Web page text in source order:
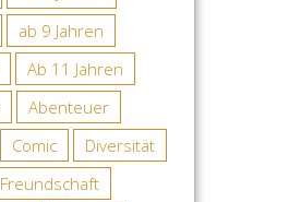
ab 9 Jahren
Ab 11 Jahren
Abenteuer
Comic
Diversität
Freundschaft